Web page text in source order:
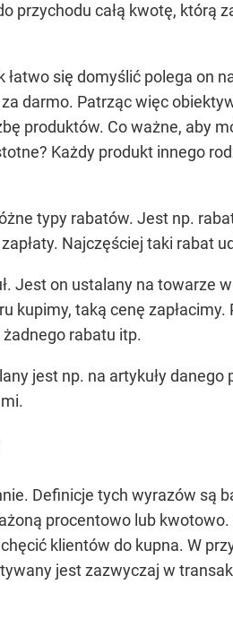
przychodu całą kwotę, którą
się domyślić polega on
darmo. Patrząc więc
produktów. Co ważne, aby
Każdy produkt innego
typy rabatów. Jest np.
Najczęściej taki rabat
Jest on ustalany na towarze
kupimy, taką cenę
rabatu itp.
jest np. na artykuły
Definicje tych wyrazów są
procentowo lub
klientów do kupna. W
jest zazwyczaj w